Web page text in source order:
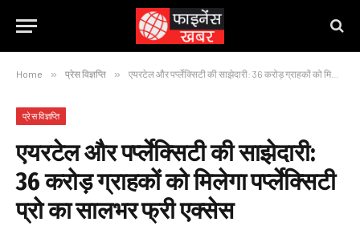
Home » प्रेस विज्ञप्ति » एयरटेल और पर्प्लेक्सिटी की साझेदारी: 36 करोड़ ग्राहकों को मिलेगा पर्प्लेक्सिटी प्रो का सालभर फ्री एक्सेस
प्रेस विज्ञप्ति
एयरटेल और पर्प्लेक्सिटी की साझेदारी:
36 करोड़ ग्राहकों को मिलेगा पर्प्लेक्सिटी
प्रो का सालभर फ्री एक्सेस